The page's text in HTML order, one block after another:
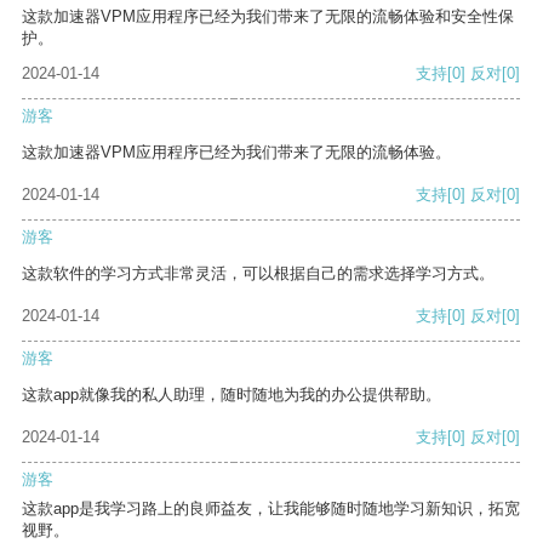
这款加速器VPM应用程序已经为我们带来了无限的流畅体验和安全性保
护。
2024-01-14
支持[0] 反对[0]
游客
这款加速器VPM应用程序已经为我们带来了无限的流畅体验。
2024-01-14 支持[0] 反对[0]
游客
这款软件的学习方式非常灵活，可以根据自己的需求选择学习方式。
2024-01-14 支持[0] 反对[0]
游客
这款app就像我的私人助理，随时随地为我的办公提供帮助。
2024-01-14 支持[0] 反对[0]
游客
这款app是我学习路上的良师益友，让我能够随时随地学习新知识，拓宽
视野。